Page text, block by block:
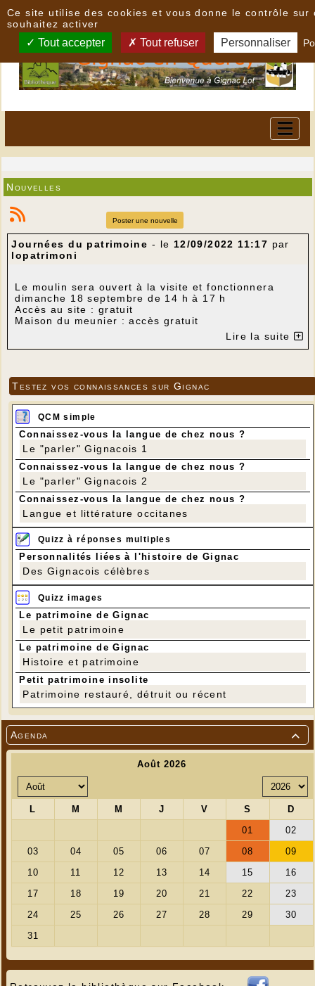

Agenda
Nouvelles
Poster une nouvelle
Journées du patrimoine - le 12/09/2022 11:17 par
lopatrimoni
Le moulin sera ouvert à la visite et fonctionnera
dimanche 18 septembre de 14 h à 17 h
Accès au site : gratuit
Maison du meunier : accès gratuit
Démonstrations de mouture : 3 € (participation aux
Membres de l'association : gratuit
Lire la suite
Testez vos connaissances sur Gignac
QCM simple
Connaissez-vous la langue de chez nous ?
Le "parler" Gignacois 1
Connaissez-vous la langue de chez nous ?
Le "parler" Gignacois 2
Connaissez-vous la langue de chez nous ?
Langue et littérature occitanes
Quizz à réponses multiples
Personnalités liées à l'histoire de Gignac
Des Gignacois célèbres
Quizz images
Le patrimoine de Gignac
Le petit patrimoine
Le patrimoine de Gignac
Histoire et patrimoine
Petit patrimoine insolite
Patrimoine restauré, détruit ou récent
Ce site utilise des cookies et vous donne le contrôle sur
souhaitez activer
Tout accepter Tout refuser Personnaliser